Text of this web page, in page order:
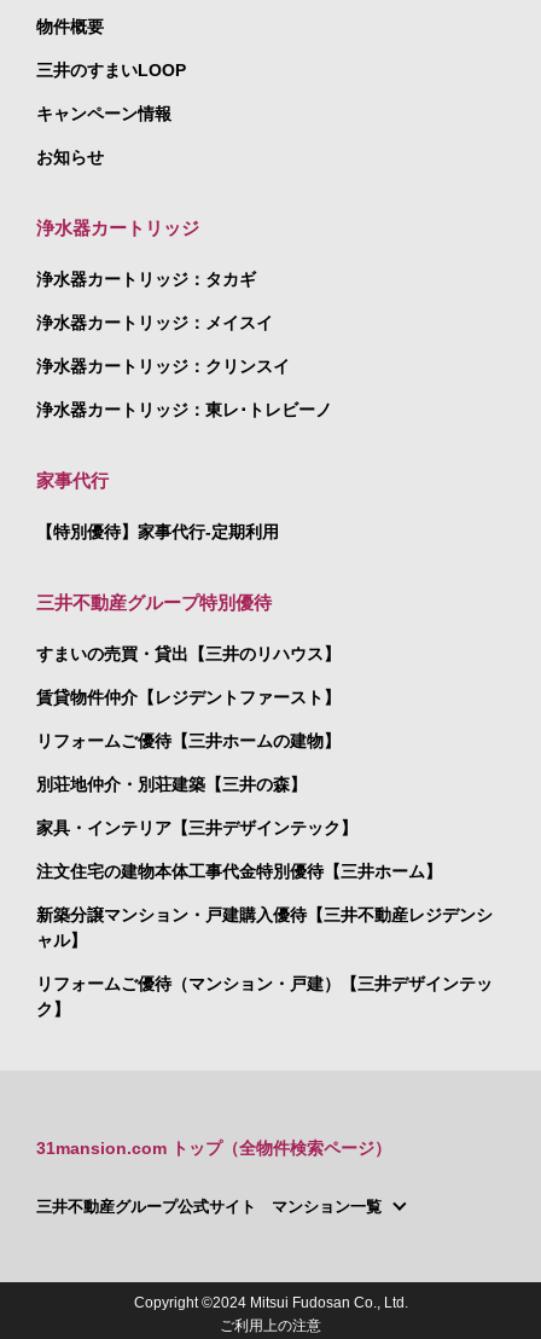
物件概要
三井のすまいLOOP
キャンペーン情報
お知らせ
浄水器カートリッジ
浄水器カートリッジ：タカギ
浄水器カートリッジ：メイスイ
浄水器カートリッジ：クリンスイ
浄水器カートリッジ：東レ･トレビーノ
家事代行
【特別優待】家事代行-定期利用
三井不動産グループ特別優待
すまいの売買・貸出【三井のリハウス】
賃貸物件仲介【レジデントファースト】
リフォームご優待【三井ホームの建物】
別荘地仲介・別荘建築【三井の森】
家具・インテリア【三井デザインテック】
注文住宅の建物本体工事代金特別優待【三井ホーム】
新築分譲マンション・戸建購入優待【三井不動産レジデンシ
ャル】
リフォームご優待（マンション・戸建）【三井デザインテッ
ク】
31mansion.com トップ（全物件検索ページ）
三井不動産グループ公式サイト マンション一覧
Copyright ©2024 Mitsui Fudosan Co., Ltd.
ご利用上の注意